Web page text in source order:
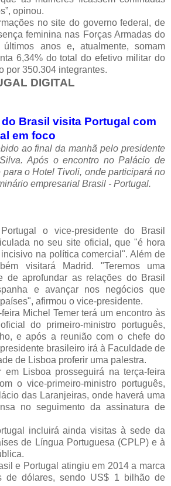
opinou.
no site do governo federal, de
feminina nas Forças Armadas do
anos e, atualmente, somam
6,34% do total do efetivo militar do
por 350.304 integrantes.
DIGITAL
Brasil visita Portugal com
em foco
ao final da manhã pelo presidente
Após o encontro no Palácio de
para o Hotel Tivoli, onde participará no
empresarial Brasil - Portugal.
o vice-presidente do Brasil
no seu site oficial, que "é hora
na política comercial". Além de
visitará Madrid. "Teremos uma
de aprofundar as relações do Brasil
e avançar nos negócios que
afirmou o vice-presidente.
Michel Temer terá um encontro às
do primeiro-ministro português,
e após a reunião com o chefe do
brasileiro irá à Faculdade de
de Lisboa proferir uma palestra.
em Lisboa prosseguirá na terça-feira
o vice-primeiro-ministro português,
das Laranjeiras, onde haverá uma
no seguimento da assinatura de
incluirá ainda visitas à sede da
de Língua Portuguesa (CPLP) e à
e Portugal atingiu em 2014 a marca
de dólares, sendo US$ 1 bilhão de